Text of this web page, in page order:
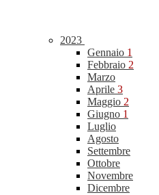
2023
Gennaio 1
Febbraio 2
Marzo
Aprile 3
Maggio 2
Giugno 1
Luglio
Agosto
Settembre
Ottobre
Novembre
Dicembre